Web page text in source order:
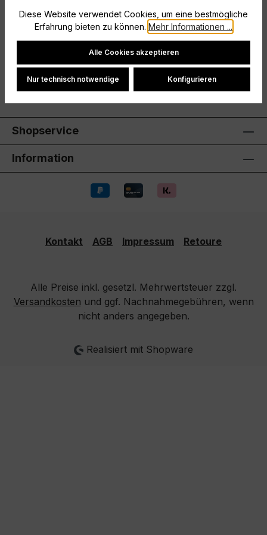
Beschreibung
Hersteller
Bewertungen
Shopservice
Information
Kontakt AGB Impressum Retoure
Alle Preise inkl. gesetzl. Mehrwertsteuer zzgl.
Versandkosten und ggf. Nachnahmegebühren, wenn
nicht anders angegeben.
Realisiert mit Shopware
Diese Website verwendet Cookies, um eine bestmögliche
Erfahrung bieten zu können. Mehr Informationen ...
Cookie-Einstellungen
Alle Cookies akzeptieren
Nur technisch notwendige Konfigurieren